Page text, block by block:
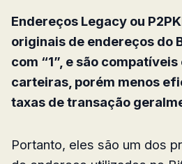
Endereços Legacy ou
originais de endereços do
com “1”, e são
carteiras, porém menos
taxas de transação
Portanto, eles são um dos